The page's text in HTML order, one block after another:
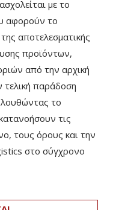
με το
αφορούν το
αποτελεσματικής
προϊόντων,
από την αρχική
τελική παράδοση
το
τις
τους όρους και την
στο σύγχρονο